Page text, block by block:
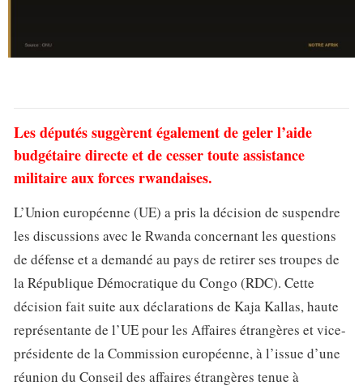
Les députés suggèrent également de geler l’aide
budgétaire directe et de cesser toute assistance
militaire aux forces rwandaises.
L’Union européenne (UE) a pris la décision de suspendre
les discussions avec le Rwanda concernant les questions
de défense et a demandé au pays de retirer ses troupes de
la République Démocratique du Congo (RDC). Cette
décision fait suite aux déclarations de Kaja Kallas, haute
représentante de l’UE pour les Affaires étrangères et vice-
présidente de la Commission européenne, à l’issue d’une
réunion du Conseil des affaires étrangères tenue à